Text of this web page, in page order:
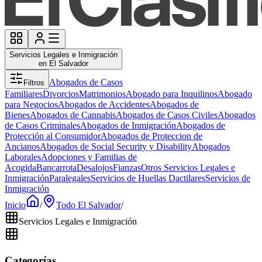
Servicios Legales e Inmigración
en El Salvador
Filtros
Abogados de Casos
FamiliaresDivorciosMatrimoniosAbogado para InquilinosAbogado
para NegociosAbogados de AccidentesAbogados de
BienesAbogados de CannabisAbogados de Casos CivilesAbogados
de Casos CriminalesAbogados de InmigraciónAbogados de
Protección al ConsumidorAbogados de Proteccion de
AncianosAbogados de Social Security y DisabilityAbogados
LaboralesAdopciones y Familias de
AcogidaBancarrotaDesalojosFianzasOtros Servicios Legales e
InmigraciónParalegalesServicios de Huellas DactilaresServicios de
Inmigración
Inicio
/ Todo El Salvador/
Servicios Legales e Inmigración